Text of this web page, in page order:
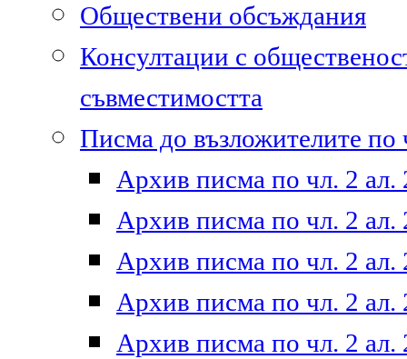
Обществени обсъждания
Консултации с
съвместимостта
Писма до възложителите по
Архив писма по чл. 2 ал.
Архив писма по чл. 2 ал.
Архив писма по чл. 2 ал.
Архив писма по чл. 2 ал.
Архив писма по чл. 2 ал.